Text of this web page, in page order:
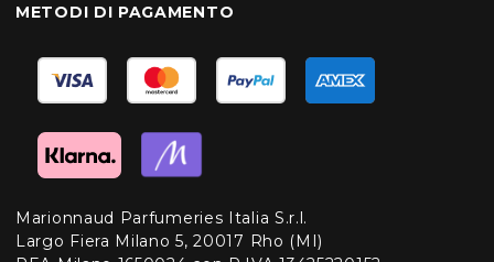
METODI DI PAGAMENTO
Marionnaud Parfumeries Italia S.r.l.
Largo Fiera Milano 5, 20017 Rho (MI)